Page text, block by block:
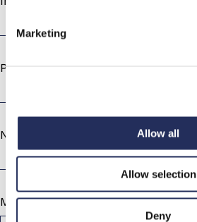
Marketing
Allow all
Allow selection
Deny
Paese *
Numero di telefono
Messaggio o descrizione